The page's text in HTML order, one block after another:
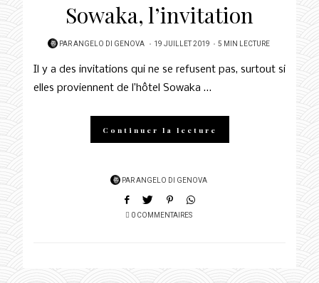
Sowaka, l’invitation
PARANGELO DI GENOVA
POSTED
19 JUILLET 2019 5 MIN LECTURE
Il y a des invitations qui ne se refusent pas, surtout si
elles proviennent de l’hôtel Sowaka …
Continuer la lecture
PARANGELO DI GENOVA
0 COMMENTAIRES